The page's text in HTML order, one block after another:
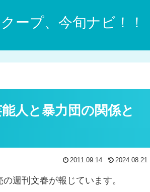
ープ、今旬ナビ！！
人と暴力団の関係と
2011.09.14 2024.08.21
週刊文春が報じています。